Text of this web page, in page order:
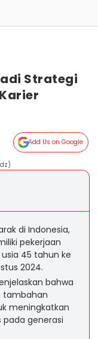
Strategi
Add Us on Google
di Indonesia,
pekerjaan
45 tahun ke
2024.
bahwa
tambahan
meningkatkan
generasi